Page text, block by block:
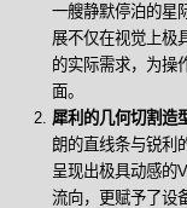
一艘静默停泊的星
展不仅在视觉上极
的实际需求，为操
面。
犀利的几何切割造
朗的直线条与锐利
呈现出极具动感的
流向，更赋予了设